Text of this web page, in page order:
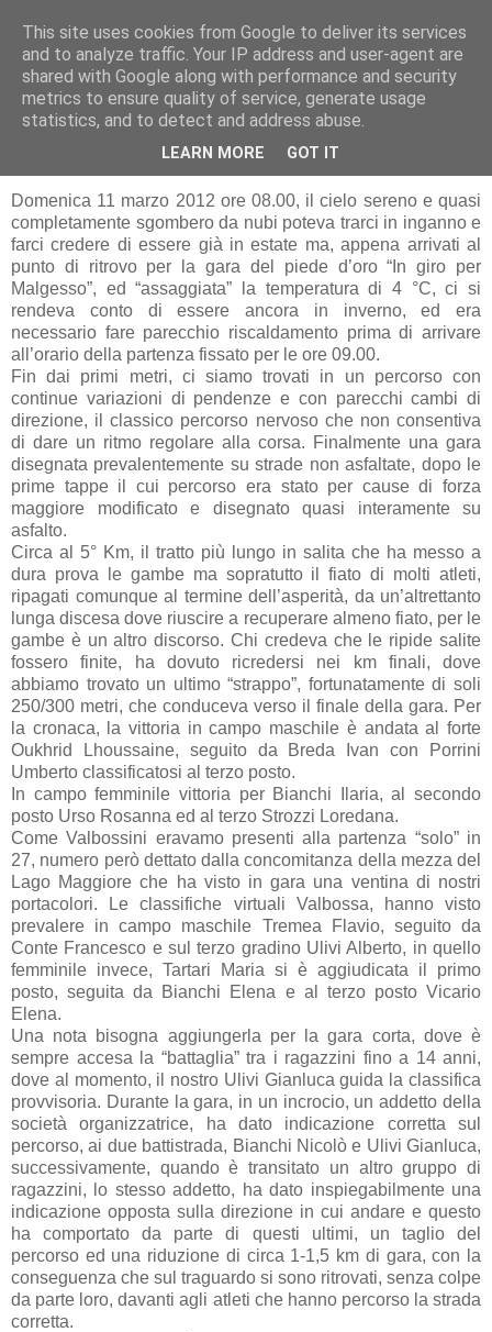
RUNNERS VALBOSSA
domenica 11 marzo 2012
Malgesso - 11/03 - In giro per Malgesso
Domenica 11 marzo 2012 ore 08.00, il cielo sereno e quasi
completamente sgombero da nubi poteva trarci in inganno e
farci credere di essere già in estate ma, appena arrivati al
punto di ritrovo per la gara del piede d’oro “In giro per
Malgesso”, ed “assaggiata” la temperatura di 4 °C, ci si
rendeva conto di essere ancora in inverno, ed era
necessario fare parecchio riscaldamento prima di arrivare
all’orario della partenza fissato per le ore 09.00.
Fin dai primi metri, ci siamo trovati in un percorso con
continue variazioni di pendenze e con parecchi cambi di
direzione, il classico percorso nervoso che non consentiva
di dare un ritmo regolare alla corsa. Finalmente una gara
disegnata prevalentemente su strade non asfaltate, dopo le
prime tappe il cui percorso era stato per cause di forza
maggiore modificato e disegnato quasi interamente su
asfalto.
Circa al 5° Km, il tratto più lungo in salita che ha messo a
dura prova le gambe ma sopratutto il fiato di molti atleti,
ripagati comunque al termine dell’asperità, da un’altrettanto
lunga discesa dove riuscire a recuperare almeno fiato, per le
gambe è un altro discorso. Chi credeva che le ripide salite
fossero finite, ha dovuto ricredersi nei km finali, dove
abbiamo trovato un ultimo “strappo”, fortunatamente di soli
250/300 metri, che conduceva verso il finale della gara. Per
la cronaca, la vittoria in campo maschile è andata al forte
Oukhrid Lhoussaine, seguito da Breda Ivan con Porrini
Umberto classificatosi al terzo posto.
In campo femminile vittoria per Bianchi Ilaria, al secondo
posto Urso Rosanna ed al terzo Strozzi Loredana.
Come Valbossini eravamo presenti alla partenza “solo” in
27, numero però dettato dalla concomitanza della mezza del
Lago Maggiore che ha visto in gara una ventina di nostri
portacolori. Le classifiche virtuali Valbossa, hanno visto
prevalere in campo maschile Tremea Flavio, seguito da
Conte Francesco e sul terzo gradino Ulivi Alberto, in quello
femminile invece, Tartari Maria si è aggiudicata il primo
posto, seguita da Bianchi Elena e al terzo posto Vicario
Elena.
Una nota bisogna aggiungerla per la gara corta, dove è
sempre accesa la “battaglia” tra i ragazzini fino a 14 anni,
dove al momento, il nostro Ulivi Gianluca guida la classifica
provvisoria. Durante la gara, in un incrocio, un addetto della
società organizzatrice, ha dato indicazione corretta sul
percorso, ai due battistrada, Bianchi Nicolò e Ulivi Gianluca,
successivamente, quando è transitato un altro gruppo di
ragazzini, lo stesso addetto, ha dato inspiegabilmente una
indicazione opposta sulla direzione in cui andare e questo
ha comportato da parte di questi ultimi, un taglio del
percorso ed una riduzione di circa 1-1,5 km di gara, con la
conseguenza che sul traguardo si sono ritrovati, senza colpe
da parte loro, davanti agli atleti che hanno percorso la strada
corretta.
This site uses cookies from Google to deliver its services
and to analyze traffic. Your IP address and user-agent are
shared with Google along with performance and security
metrics to ensure quality of service, generate usage
statistics, and to detect and address abuse.
LEARN MORE GOT IT